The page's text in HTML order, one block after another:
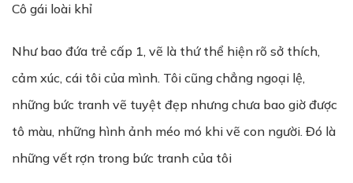
Cô gái loài khỉ
Như bao đứa trẻ cấp 1, vẽ là thứ thể hiện rõ sở thích,
cảm xúc, cái tôi của mình. Tôi cũng chẳng ngoại lệ,
những bức tranh vẽ tuyệt đẹp nhưng chưa bao giờ được
tô màu, những hình ảnh méo mó khi vẽ con người. Đó là
những vết rợn trong bức tranh của tôi